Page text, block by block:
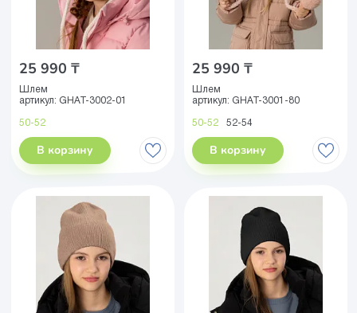
25 990 ₸
Шлем
артикул: GHAT-3002-01
50-52
В корзину
25 990 ₸
Шлем
артикул: GHAT-3001-80
50-52 52-54
В корзину